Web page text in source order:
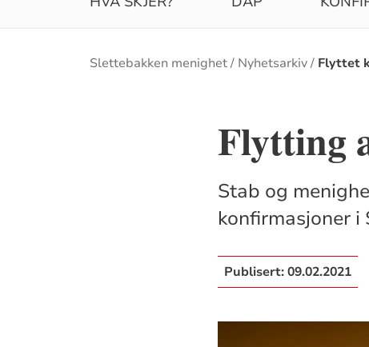
Brødsmulesti
Slettebakken menighet Nyhetsarkiv Flyttet
Flytting
Stab og
konfirmasjoner
Publisert:09.02.2021